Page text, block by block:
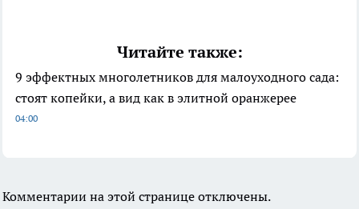
Читайте также:
9 эффектных многолетников для малоуходного сада:
стоят копейки, а вид как в элитной оранжерее
04:00
Комментарии на этой странице отключены.